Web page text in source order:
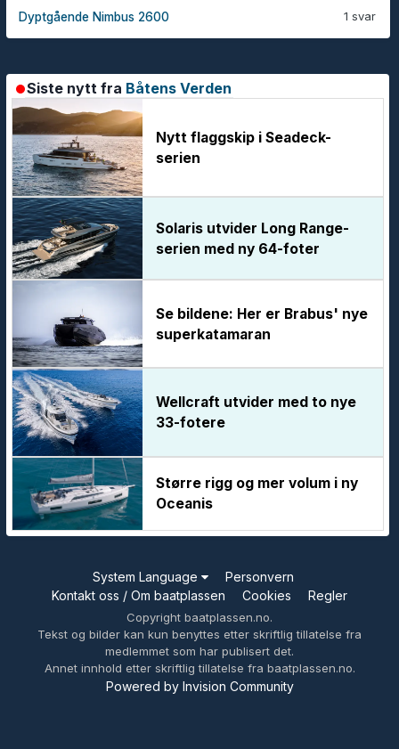
1 svar
Dyptgående Nimbus 2600
Siste nytt fra Båtens Verden
Nytt flaggskip i Seadeck-
serien
Solaris utvider Long Range-
serien med ny 64-foter
Se bildene: Her er Brabus' nye
superkatamaran
Wellcraft utvider med to nye
33-fotere
Større rigg og mer volum i ny
Oceanis
System Language
Personvern
Kontakt oss / Om baatplassen
Cookies Regler
Copyright baatplassen.no.
Tekst og bilder kan kun benyttes etter skriftlig tillatelse fra
medlemmet som har publisert det.
Annet innhold etter skriftlig tillatelse fra baatplassen.no.
Powered by Invision Community